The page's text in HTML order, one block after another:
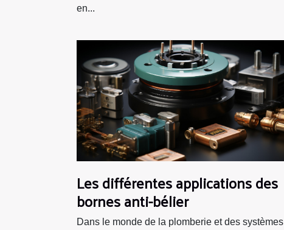
en...
Les différentes applications des
bornes anti-bélier
Dans le monde de la plomberie et des systèmes